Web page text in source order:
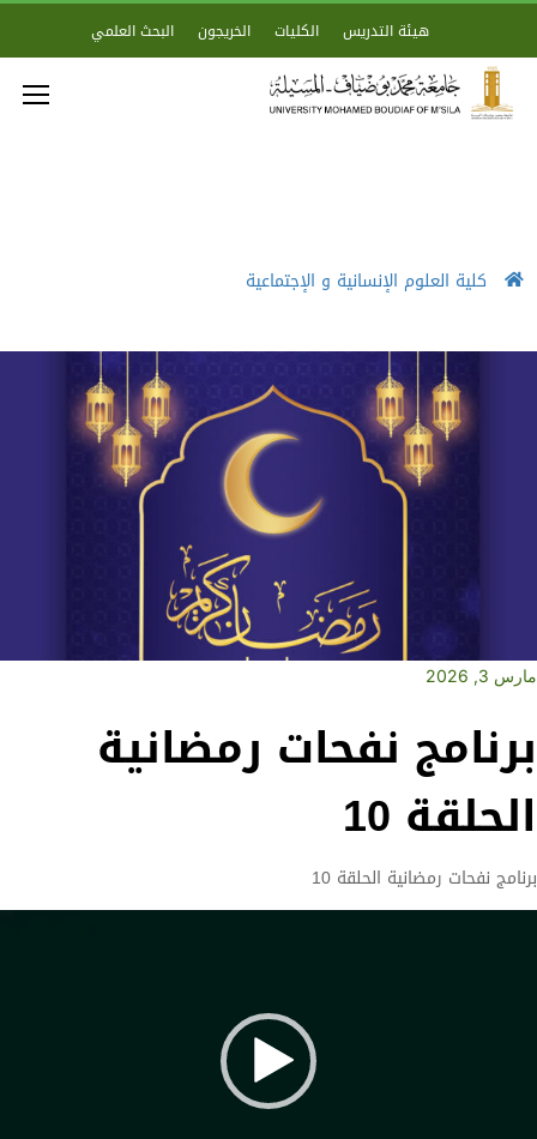
هيئة التدريس الكليات الخريجون البحث العلمي
كلية العلوم الإنسانية و الإجتماعية
مارس 3, 2026
برنامج نفحات رمضانية
الحلقة 10
برنامج نفحات رمضانية الحلقة 10